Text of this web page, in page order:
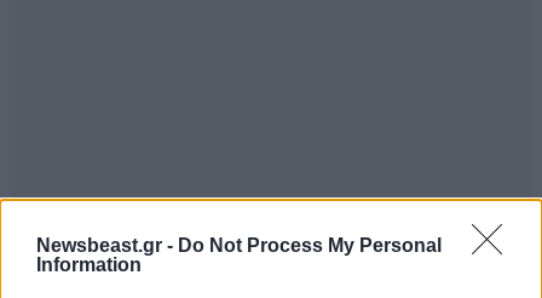
Newsbeast.gr - Do Not Process My Personal
Information